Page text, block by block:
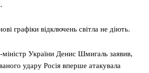
графіки відключень світла не діють.
України Денис Шмигаль заявив,
удару Росія вперше атакувала